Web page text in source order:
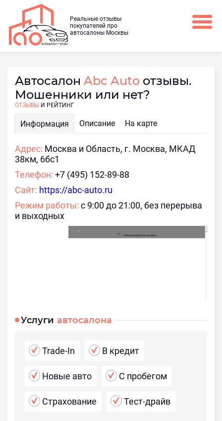
Реальные отзывы
покупателей про
автосалоны Москвы
Автосалон Abc Auto отзывы.
Мошенники или нет?
ОТЗЫВЫ И РЕЙТИНГ
Информация Описание На карте
Адрес: Москва и Область, г. Москва, МКАД
38км, 6бс1
Телефон: +7 (495) 152-89-88
Сайт: https://abc-auto.ru
Режим работы: с 9:00 до 21:00, без перерыва
и выходных
Услуги автосалона
Trade-In В кредит
Новые авто С пробегом
Страхование Тест-драйв